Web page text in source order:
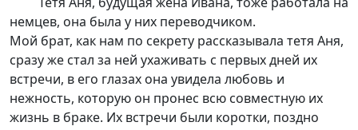
немцев, она была у них переводчиком.
Мой брат, как нам по секрету рассказывала тетя Аня,
сразу же стал за ней ухаживать с первых дней их
встречи, в его глазах она увидела любовь и
нежность, которую он пронес всю совместную их
жизнь в браке. Их встречи были коротки, поздно